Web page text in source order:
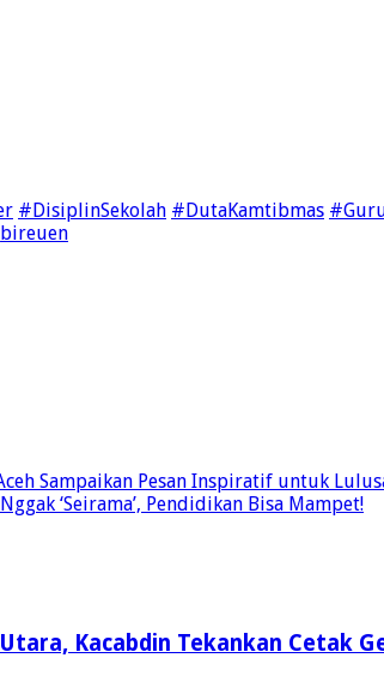
#DisiplinSekolah #DutaKamtibmas
bireuen
Sampaikan Pesan Inspiratif untuk
‘Seirama’, Pendidikan Bisa Mampet!
Kacabdin Tekankan Cetak